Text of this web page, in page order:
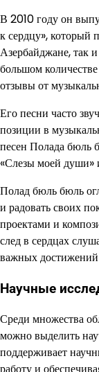
В 2010 году он
к сердцу», который
Азербайджане, так
большом
отзывы от
Его песни часто
позиции в
песен Полада бюль
«Слезы моей души»
Полад бюль бюль
и радовать своих
проектами и
след в сердцах
важных достижений
Научные
Среди множества
можно выделить
поддерживает